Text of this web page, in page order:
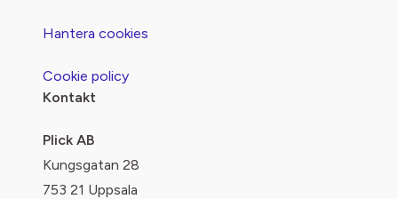
Hantera cookies
Cookie policy
Kontakt
Plick AB
Kungsgatan 28
753 21 Uppsala